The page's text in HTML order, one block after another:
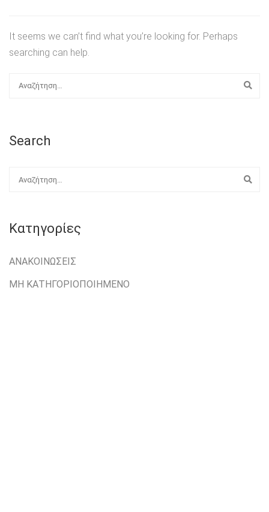
It seems we can’t find what you’re looking for. Perhaps
searching can help.
Search
Kατηγορίες
ΑΝΑΚΟΙΝΏΣΕΙΣ
ΜΗ ΚΑΤΗΓΟΡΙΟΠΟΙΗΜΈΝΟ